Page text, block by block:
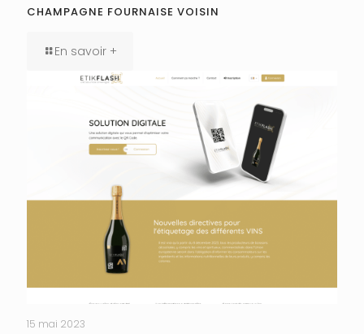
CHAMPAGNE FOURNAISE VOISIN
En savoir +
15 mai 2023